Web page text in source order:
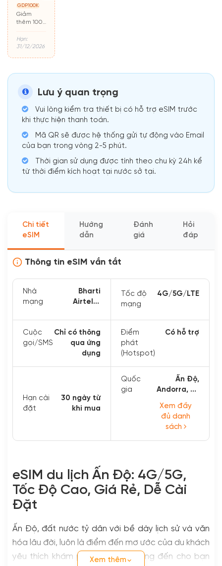
GDP100K
Giảm
thêm 100k
500k
Hạn:
31/12/2026
Lưu ý quan trọng
Vui lòng kiểm tra thiết bị có hỗ trợ eSIM trước
khi thực hiện thanh toán.
Mã QR sẽ được hệ thống gửi tự động vào Email
của bạn trong vòng 2-5 phút.
Thời gian sử dụng được tính theo chu kỳ 24h kể
từ thời điểm kích hoạt tại nước sở tại.
Chi tiết
eSIM
Hướng
dẫn
Đánh
giá
Hỏi
đáp
Thông tin eSIM vắn tắt
Nhà
mạng
Bharti
Airtel、
idea、Jio,
JIO, orange
Tốc độ
mạng
4G/5G/LTE
Cuộc
gọi/SMS
Chỉ có thông
qua ứng
dụng
Điểm
phát
(Hotspot)
Có hỗ trợ
Hạn cài
đặt
30 ngày từ
khi mua
Quốc
gia
Ấn Độ,
Andorra, Bồ
Xem đầy
đủ danh
sách
eSIM du lịch Ấn Độ: 4G/5G,
Tốc Độ Cao, Giá Rẻ, Dễ Cài
Đặt
Ấn Độ, đất nước tỷ dân với bề dày lịch sử và văn
hóa lâu đời, luôn là điểm đến mơ ước của du khách
yêu thích khám phá. Nơi đây mang đến cho bạn
Xem thêm